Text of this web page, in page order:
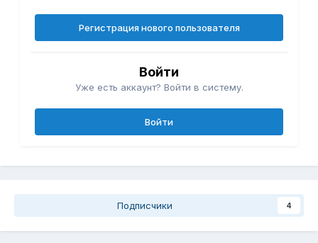
Регистрация нового пользователя
Войти
Уже есть аккаунт? Войти в систему.
Войти
Подписчики 4